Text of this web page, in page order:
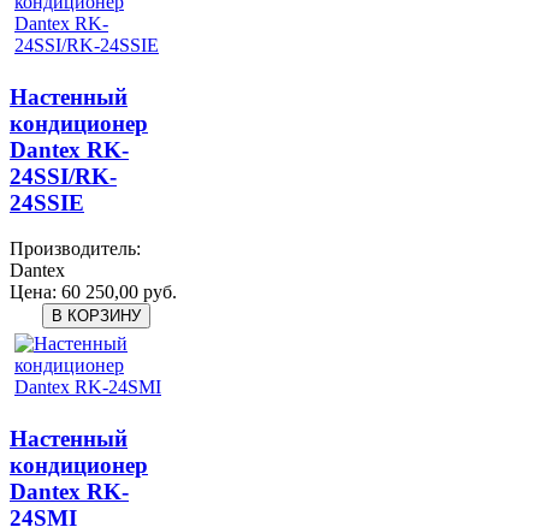
Настенный
кондиционер
Dantex RK-
24SSI/RK-
24SSIЕ
Производитель:
Dantex
Цена: 60 250,00 руб.
Настенный
кондиционер
Dantex RK-
24SMI